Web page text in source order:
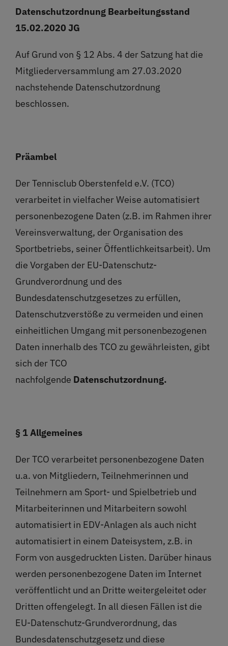
Restaurant
Über uns
Info
Datenschutzordnung Bearbeitungsstand
15.02.2020 JG
Auf Grund von § 12 Abs. 4 der Satzung hat die
Mitgliederversammlung am 27.03.2020
nachstehende Datenschutzordnung
beschlossen.
Präambel
Der Tennisclub Oberstenfeld e.V. (TCO)
verarbeitet in vielfacher Weise automatisiert
personenbezogene Daten (z.B. im Rahmen ihrer
Vereinsverwaltung, der Organisation des
Sportbetriebs, seiner Öffentlichkeitsarbeit). Um
die Vorgaben der EU-Datenschutz-
Grundverordnung und des
Bundesdatenschutzgesetzes zu erfüllen,
Datenschutzverstöße zu vermeiden und einen
einheitlichen Umgang mit personenbezogenen
Daten innerhalb des TCO zu gewährleisten, gibt
sich der TCO
nachfolgende Datenschutzordnung.
§ 1 Allgemeines
Der TCO verarbeitet personenbezogene Daten
u.a. von Mitgliedern, Teilnehmerinnen und
Teilnehmern am Sport- und Spielbetrieb und
Mitarbeiterinnen und Mitarbeitern sowohl
automatisiert in EDV-Anlagen als auch nicht
automatisiert in einem Dateisystem, z.B. in
Form von ausgedruckten Listen. Darüber hinaus
werden personenbezogene Daten im Internet
veröffentlicht und an Dritte weitergeleitet oder
Dritten offengelegt. In all diesen Fällen ist die
EU-Datenschutz-Grundverordnung, das
Bundesdatenschutzgesetz und diese